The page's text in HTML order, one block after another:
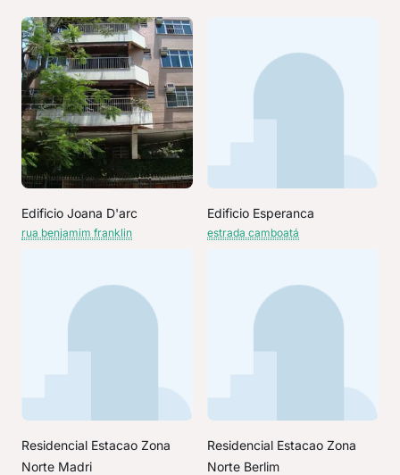
Edificio Joana D'arc
rua benjamim franklin
Edificio Esperanca
estrada camboatá
Residencial Estacao Zona
Norte Madri
Residencial Estacao Zona
Norte Berlim